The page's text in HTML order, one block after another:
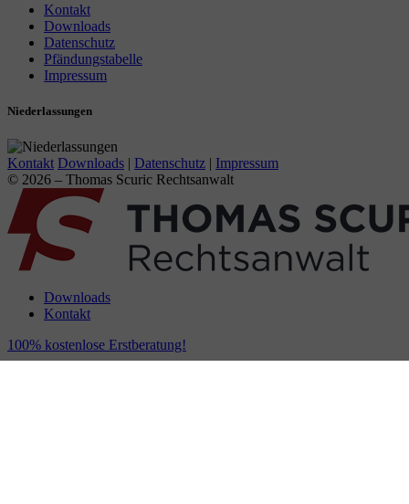
Kontakt
Downloads
Datenschutz
Pfändungstabelle
Impressum
Niederlassungen
Kontakt Downloads | Datenschutz | Impressum
© 2026 – Thomas Scuric Rechtsanwalt
Downloads
Kontakt
100% kostenlose Erstberatung!